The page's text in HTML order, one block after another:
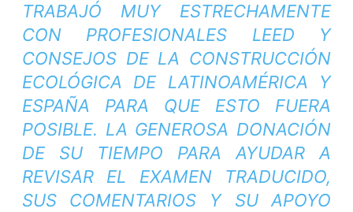
TRABAJÓ MUY ESTRECHAMENTE
CON PROFESIONALES LEED Y
CONSEJOS DE LA CONSTRUCCIÓN
ECOLÓGICA DE LATINOAMÉRICA Y
ESPAÑA PARA QUE ESTO FUERA
POSIBLE. LA GENEROSA DONACIÓN
DE SU TIEMPO PARA AYUDAR A
REVISAR EL EXAMEN TRADUCIDO,
SUS COMENTARIOS Y SU APOYO